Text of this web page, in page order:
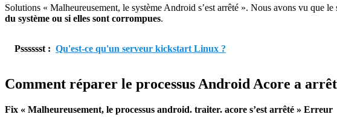
Solutions « Malheureusement, le système Android s’est arrêté ». Nous avons vu que
du système ou si elles sont corrompues.
Psssssst : Qu'est-ce qu'un serveur kickstart Linux ?
Comment réparer le processus Android Acore a
Fix « Malheureusement, le processus android. traiter. acore s’est arrêté » Erreur